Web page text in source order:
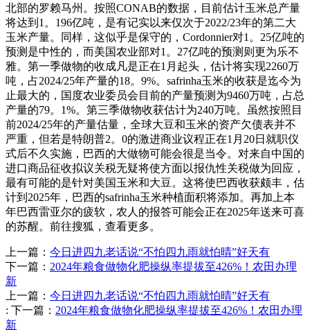
北部的罗赖马州。按照CONAB的数据，目前估计玉米总产量
将达到1。196亿吨，是有记实以来仅次于2022/23年的第二大
玉米产量。同样，这似乎是保守的，Cordonnier对1。25亿吨的
预测是中性的，而美国农业部对1。27亿吨的预测则更为乐不
雅。第一季做物的收成凡是正在1月起头，估计将实现2260万
吨，占2024/25年产量的18。9%。safrinha玉米的收获是迄今为
止最大的，国度农业委员会目前的产量预测为9460万吨，占总
产量的79。1%。第三季做物收获估计为240万吨。虽然按照目
前2024/25年的产量估量，全球大豆和玉米的资产欠债表并不
严重，但若是特朗普2。0的激进商业议程正在1月20日就职仪
式后不久实施，巴西的大做物可能会很是当令。对来自中国的
进口商品征收拟议关税无疑将使方面以报仇性关税做为回应，
最有可能的是针对美国玉米和大豆。这将使巴西收获颇丰，估
计到2025年，巴西的safrinha玉米种植面积将添加。再加上本
年巴西雷亚尔的疲软，农人的报答可能会正在2025年送来可喜
的苏醒。前往搜狐，查看更多。
上一篇： 今日进四九老话说“不怕四九雨就怕晴”好天有
下一篇： 2024年粮食做物化肥操纵率提拔至426%！农田办理
新
上一篇： 今日进四九老话说“不怕四九雨就怕晴”好天有
: 下一篇： 2024年粮食做物化肥操纵率提拔至426%！农田办理
新